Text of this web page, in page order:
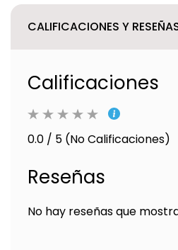
CALIFICACIONES Y
Calificaciones
0.0 / 5 (No Calificaciones)
Reseñas
No hay reseñas que